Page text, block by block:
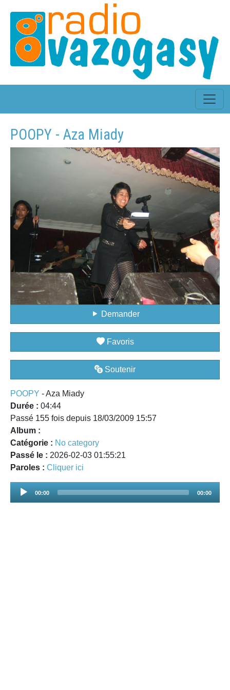
POOPY - Aza Miady
Demander
Favoris
Soutenir
POOPY - Aza Miady
Durée : 04:44
Passé 155 fois depuis 18/03/2009 15:57
Album :
Catégorie : No category
Passé le : 2026-02-03 01:55:21
Paroles : Cliquer ici
Audio
00:00 00:00